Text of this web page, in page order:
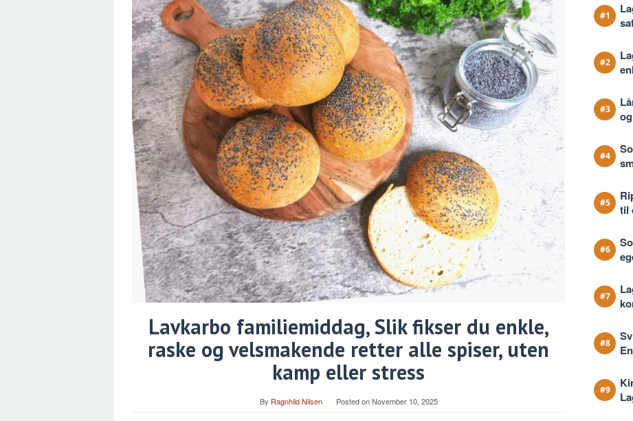
Lavkarbo familiemiddag, Slik fikser du enkle,
raske og velsmakende retter alle spiser, uten
kamp eller stress
By Ragnhild Nilsen Posted onNovember 10, 2025
til